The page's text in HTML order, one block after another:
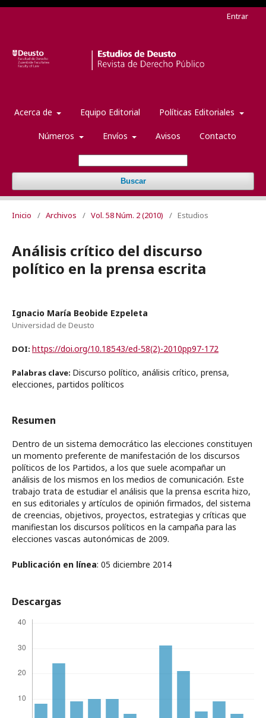
Acerca de Equipo Editorial Políticas Editoriales
Números Envíos Avisos Contacto
Buscar
Entrar
Inicio / Archivos / Vol. 58 Núm. 2 (2010) / Estudios
Análisis crítico del discurso
político en la prensa escrita
Ignacio María Beobide Ezpeleta
Universidad de Deusto
DOI: https://doi.org/10.18543/ed-58(2)-2010pp97-172
Palabras clave: Discurso político, análisis crítico, prensa,
elecciones, partidos políticos
Resumen
Dentro de un sistema democrático las elecciones constituyen
un momento preferente de manifestación de los discursos
políticos de los Partidos, a los que suele acompañar un
análisis de los mismos en los medios de comunicación. Este
trabajo trata de estudiar el análisis que la prensa escrita hizo,
en sus editoriales y artículos de opinión firmados, del sistema
de creencias, objetivos, proyectos, estrategias y críticas que
manifiestan los discursos políticos en la campaña para las
elecciones vascas autonómicas de 2009.
Publicación en línea: 05 diciembre 2014
Descargas